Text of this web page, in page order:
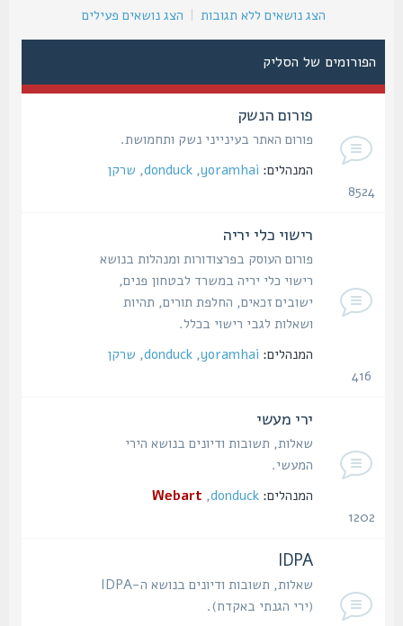
הצג נושאים ללא תגובות | הצג נושאים פעילים
הפורומים של הסליק
פורום הנשק
פורום האתר בעינייני נשק ותחמושת.
המנהלים: yoramhai
,
donduck
,שרקן
8524
רישוי כלי יריה
פורום העוסק בפרצודורות ומנהלות בנושא
רישוי כלי יריה במשרד לבטחון פנים,
ישובים זכאים, החלפת תורים, תהיות
ושאלות לגבי רישוי בכלל.
המנהלים: yoramhai
,
donduck
,שרקן
ירי מעשי
שאלות, תשובות ודיונים בנושא הירי
המעשי.
המנהלים: donduck
,
Webart
IDPA
שאלות, תשובות ודיונים בנושא ה-IDPA
(ירי הגנתי באקדח).